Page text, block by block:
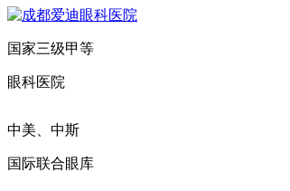
国家三级甲等
眼科医院
中美、中斯
国际联合眼库